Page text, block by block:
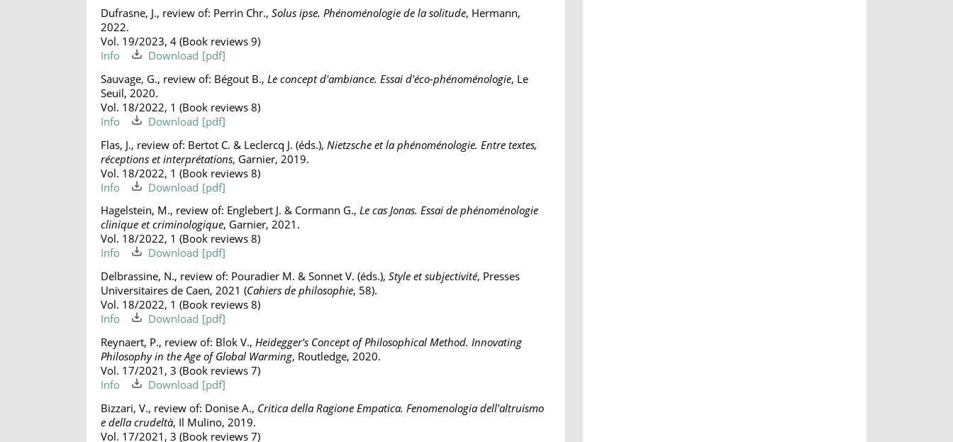
Dufrasne, J., review of: Perrin Chr., Solus ipse. Phénoménologie de la solitude, Hermann,
2022.
Vol. 19/2023, 4 (Book reviews 9)
Info
Download
Sauvage, G., review of: Bégout B., Le concept d'ambiance. Essai d'éco-phénoménologie, Le
Seuil, 2020.
Vol. 18/2022, 1 (Book reviews 8)
Info
Download
Flas, J., review of: Bertot C. & Leclercq J. (éds.), Nietzsche et la phénoménologie. Entre textes,
réceptions et interprétations, Garnier, 2019.
Vol. 18/2022, 1 (Book reviews 8)
Info
Download
Hagelstein, M., review of: Englebert J. & Cormann G., Le cas Jonas. Essai de phénoménologie
clinique et criminologique, Garnier, 2021.
Vol. 18/2022, 1 (Book reviews 8)
Info
Download
Delbrassine, N., review of: Pouradier M. & Sonnet V. (éds.), Style et subjectivité, Presses
Universitaires de Caen, 2021 (Cahiers de philosophie, 58).
Vol. 18/2022, 1 (Book reviews 8)
Info
Download
Reynaert, P., review of: Blok V., Heidegger's Concept of Philosophical Method. Innovating
Philosophy in the Age of Global Warming, Routledge, 2020.
Vol. 17/2021, 3 (Book reviews 7)
Info
Download
Bizzari, V., review of: Donise A., Critica della Ragione Empatica. Fenomenologia dell'altruismo
e della crudeltà, Il Mulino, 2019.
Vol. 17/2021, 3 (Book reviews 7)